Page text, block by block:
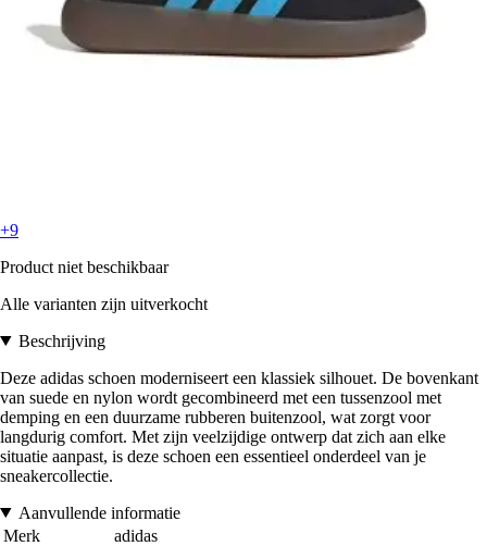
+9
Product niet beschikbaar
Alle varianten zijn uitverkocht
Beschrijving
Deze adidas schoen moderniseert een klassiek silhouet. De bovenkant
van suede en nylon wordt gecombineerd met een tussenzool met
demping en een duurzame rubberen buitenzool, wat zorgt voor
langdurig comfort. Met zijn veelzijdige ontwerp dat zich aan elke
situatie aanpast, is deze schoen een essentieel onderdeel van je
sneakercollectie.
Aanvullende informatie
Merk
adidas